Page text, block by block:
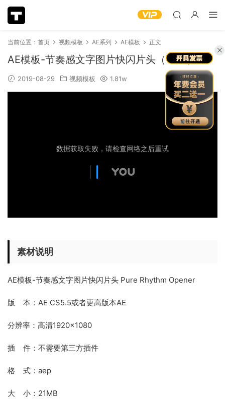
当前位置： 首页 视频模板 AE系列 AE模板 正文
AE模板-节奏感文字图片快闪片头（1147）
2019-08-29 视频模板 1.81w
素材说明
AE模板-节奏感文字图片快闪片头 Pure Rhythm Opener
版 本：AE CS5.5或者更高版本AE
分辨率：高清1920×1080
插 件：不需要第三方插件
格 式：aep
大 小：21MB